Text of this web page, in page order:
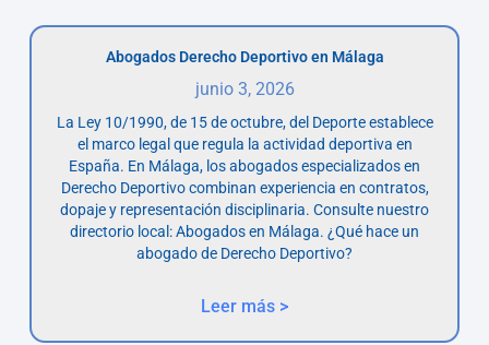
Abogados Derecho Deportivo en Málaga
junio 3, 2026
La Ley 10/1990, de 15 de octubre, del Deporte establece
el marco legal que regula la actividad deportiva en
España. En Málaga, los abogados especializados en
Derecho Deportivo combinan experiencia en contratos,
dopaje y representación disciplinaria. Consulte nuestro
directorio local: Abogados en Málaga. ¿Qué hace un
abogado de Derecho Deportivo?
Leer más >